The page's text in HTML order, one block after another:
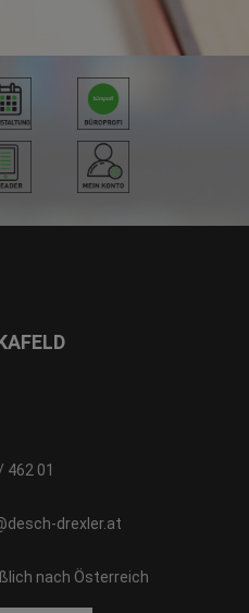
462 01
drexler.at
nach Österreich